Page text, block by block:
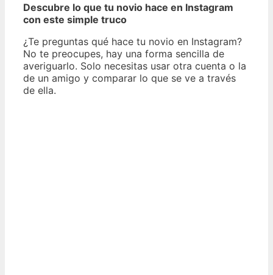
Descubre lo que tu novio hace en Instagram
con este simple truco
¿Te preguntas qué hace tu novio en Instagram?
No te preocupes, hay una forma sencilla de
averiguarlo. Solo necesitas usar otra cuenta o la
de un amigo y comparar lo que se ve a través
de ella.